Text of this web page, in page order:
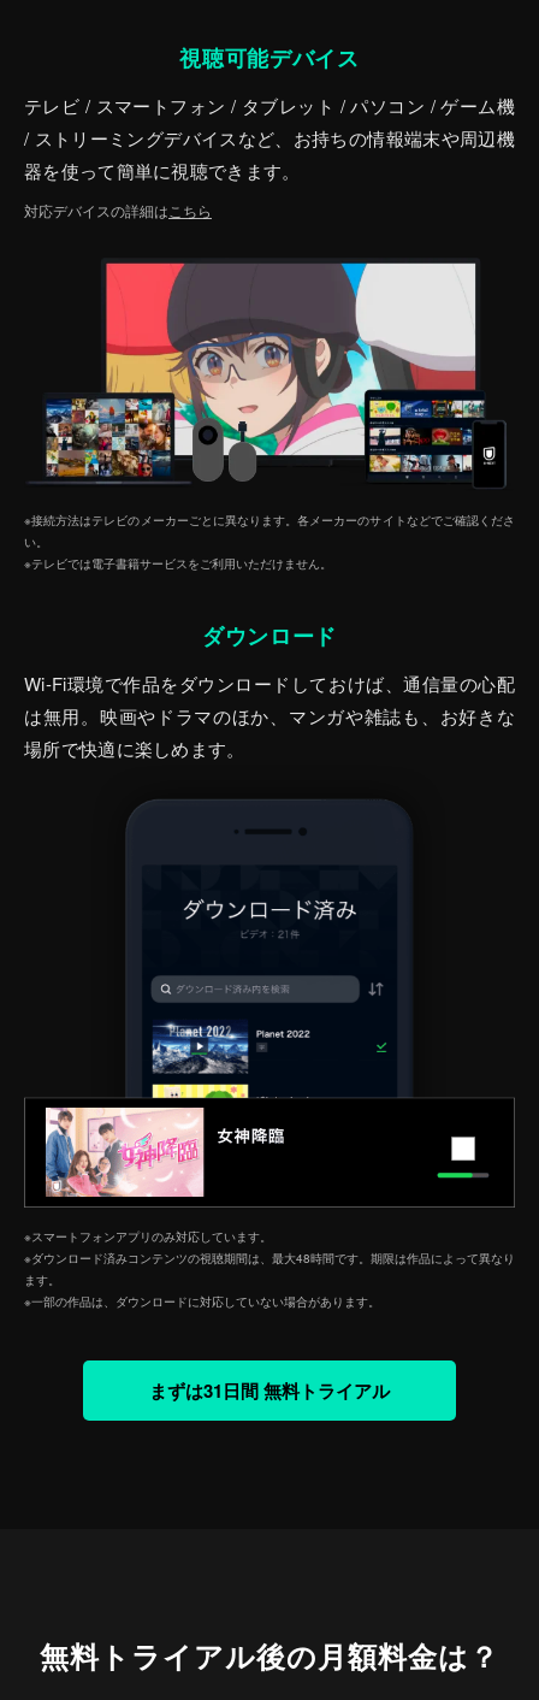
視聴可能デバイス
テレビ / スマートフォン / タブレット / パソコン / ゲーム機
/ ストリーミングデバイスなど、お持ちの情報端末や周辺機
器を使って簡単に視聴できます。
対応デバイスの詳細は こちら
※接続方法はテレビのメーカーごとに異なります。各メーカーのサイトなどでご確認くださ
い。
※テレビでは電子書籍サービスをご利⽤いただけません。
ダウンロード
Wi-Fi環境で作品をダウンロードしておけば、通信量の心配
は無用。映画やドラマのほか、マンガや雑誌も、お好きな
場所で快適に楽しめます。
※スマートフォンアプリのみ対応しています。
※ダウンロード済みコンテンツの視聴期間は、最大48時間です。期限は作品によって異なり
ます。
※一部の作品は、ダウンロードに対応していない場合があります。
まずは31日間 無料トライアル
無料トライアル後の月額料金は？